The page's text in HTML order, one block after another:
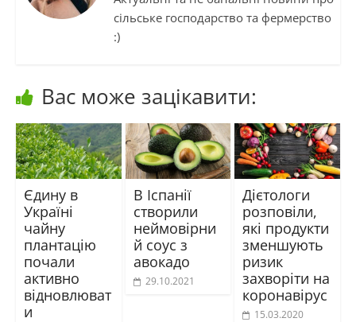
сільське господарство та фермерство
:)
Вас може зацікавити:
Єдину в
Україні
чайну
плантацію
почали
активно
відновлюват
и
В Іспанії
створили
неймовірни
й соус з
авокадо
29.10.2021
Дієтологи
розповіли,
які продукти
зменшують
ризик
захворіти на
коронавірус
15.03.2020